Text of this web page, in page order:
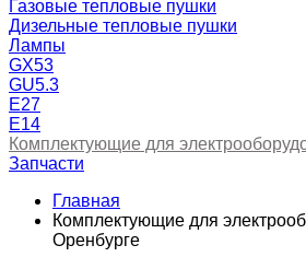
Газовые тепловые пушки
Дизельные тепловые пушки
Лампы
GX53
GU5.3
Е27
Е14
Комплектующие для
Запчасти
Главная
Комплектующие для
Оренбурге